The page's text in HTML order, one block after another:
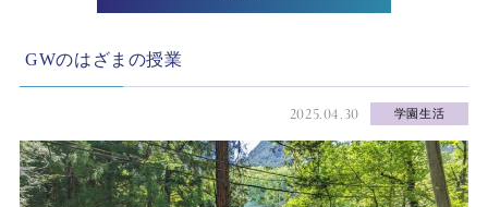
GWのはざまの授業
2025.04.30 学園生活